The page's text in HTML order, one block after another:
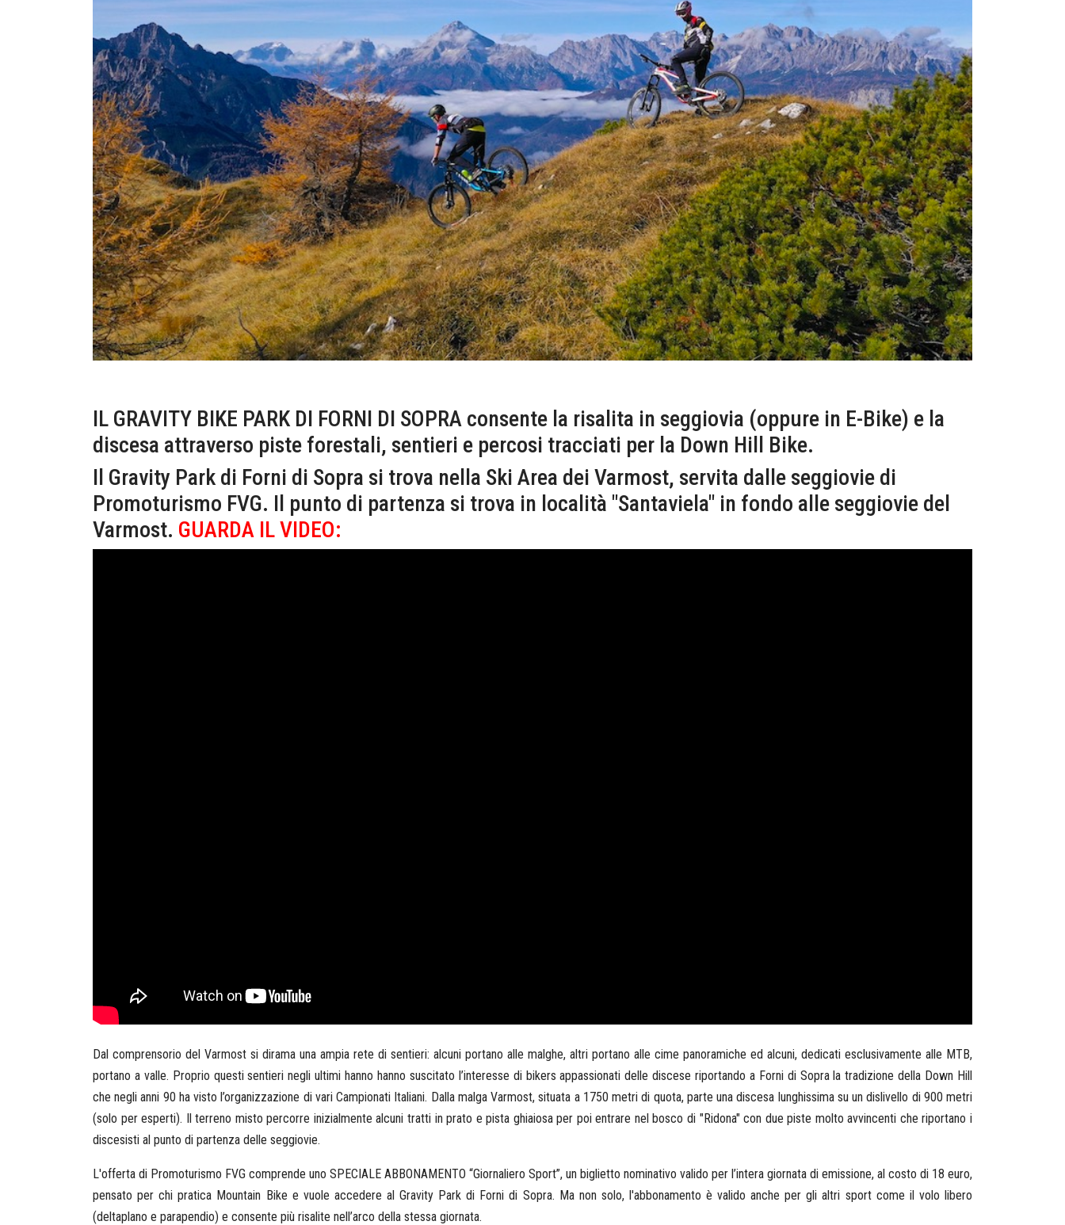
IL GRAVITY BIKE PARK DI FORNI DI SOPRA consente la risalita in seggiovia (oppure in E-Bike) e la
discesa attraverso piste forestali, sentieri e percosi tracciati per la Down Hill Bike.
Il Gravity Park di Forni di Sopra si trova nella Ski Area dei Varmost, servita dalle seggiovie di
Promoturismo FVG. Il punto di partenza si trova in località "Santaviela" in fondo alle seggiovie del
Varmost. GUARDA IL VIDEO:
Dal comprensorio del Varmost si dirama una ampia rete di sentieri: alcuni portano alle malghe, altri portano alle cime panoramiche ed alcuni, dedicati esclusivamente alle MTB,
portano a valle. Proprio questi sentieri negli ultimi hanno hanno suscitato l’interesse di bikers appassionati delle discese riportando a Forni di Sopra la tradizione della Down Hill
che negli anni 90 ha visto l’organizzazione di vari Campionati Italiani. Dalla malga Varmost, situata a 1750 metri di quota, parte una discesa lunghissima su un dislivello di 900 metri
(solo per esperti). Il terreno misto percorre inizialmente alcuni tratti in prato e pista ghiaiosa per poi entrare nel bosco di "Ridona" con due piste molto avvincenti che riportano i
discesisti al punto di partenza delle seggiovie.
L'offerta di Promoturismo FVG comprende uno SPECIALE ABBONAMENTO “Giornaliero Sport”, un biglietto nominativo valido per l’intera giornata di emissione, al costo di 18 euro,
pensato per chi pratica Mountain Bike e vuole accedere al Gravity Park di Forni di Sopra. Ma non solo, l'abbonamento è valido anche per gli altri sport come il volo libero
(deltaplano e parapendio) e consente più risalite nell’arco della stessa giornata.